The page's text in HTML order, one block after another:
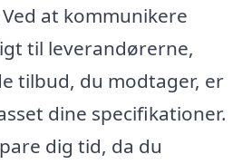
at kommunikere
til leverandørerne,
tilbud, du modtager, er
dine specifikationer.
dig tid, da du